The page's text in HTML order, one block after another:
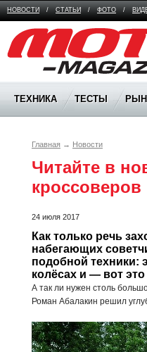
НОВОСТИ / СТАТЬИ / ФОТО /
Moto Magazine
ТЕХНИКА ТЕСТЫ
Главная → Новости
Читайте в
кроссоверов
24 июля 2017
Как только речь
набегающих
подобной техники:
колёсах и — вот
А так ли нужен столь
Роман Абалакин решил